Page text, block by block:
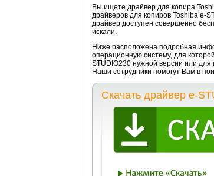
Вы ищете драйвер для копира
драйверов для копиров Toshiba e-
драйвер доступен совершенно
искали.
Ниже расположена подробная
операционную систему, для
STUDIO230 нужной версии или для
Наши сотрудники помогут Вам в
Скачать драйвер e-